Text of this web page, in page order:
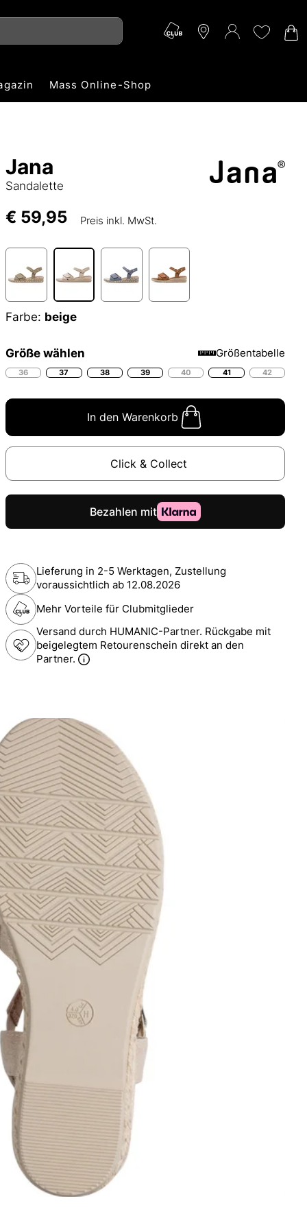
Mass Online-Shop
Jana
Sandalette
€ 59,95 Preis inkl. MwSt.
Farbe: beige
Größe wählen Größentabelle
36 37 38 39 40 41 42
In den Warenkorb
Click & Collect
Lieferung in 2-5 Werktagen, Zustellung
voraussichtlich ab 12.08.2026
Mehr Vorteile für Clubmitglieder
Versand durch HUMANIC-Partner. Rückgabe mit
beigelegtem Retourenschein direkt an den
Partner.